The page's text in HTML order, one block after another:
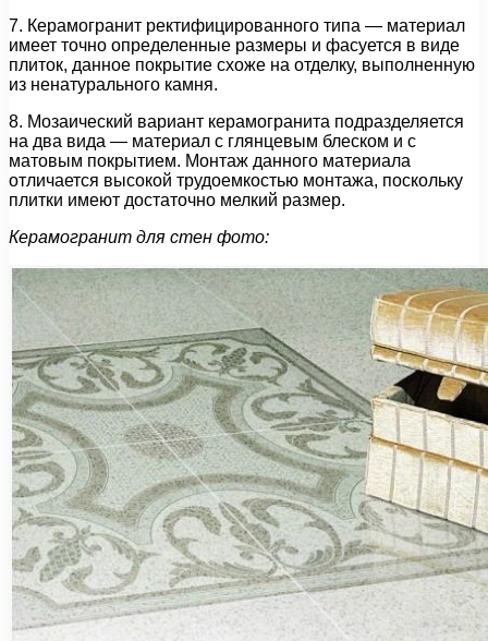
7. Керамогранит ректифицированного типа — материал
имеет точно определенные размеры и фасуется в виде
плиток, данное покрытие схоже на отделку, выполненную
из ненатурального камня.
8. Мозаический вариант керамогранита подразделяется
на два вида — материал с глянцевым блеском и с
матовым покрытием. Монтаж данного материала
отличается высокой трудоемкостью монтажа, поскольку
плитки имеют достаточно мелкий размер.
Керамогранит для стен фото: